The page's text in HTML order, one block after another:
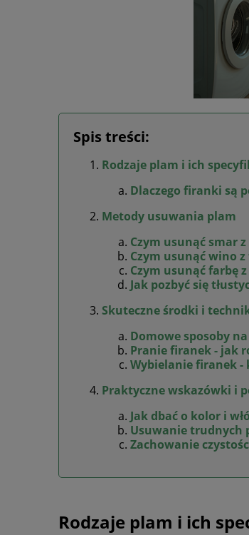
Spis treści:
Rodzaje plam i ich
Dlaczego firanki są
Metody usuwania plam
Czym usunąć smar
Czym usunąć wino
Czym usunąć farbę
Jak pozbyć się
Skuteczne środki i
Domowe sposoby
Pranie firanek - jak
Wybielanie firanek -
Praktyczne wskazówki i
Jak dbać o kolor i
Usuwanie trudnych
Zachowanie
Rodzaje plam i ich